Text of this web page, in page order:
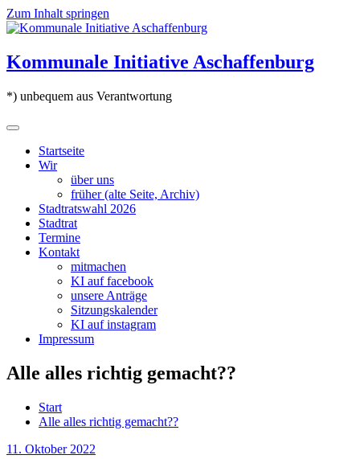
Zum Inhalt springen
Kommunale Initiative Aschaffenburg
*) unbequem aus Verantwortung
Startseite
Wir
über uns
früher (alte Seite, Archiv)
Stadtratswahl 2026
Stadtrat
Termine
Kontakt
mitmachen
KI auf facebook
unsere Anträge
Sitzungskalender
KI auf instagram
Impressum
Alle alles richtig gemacht??
Start
Alle alles richtig gemacht??
11. Oktober 2022